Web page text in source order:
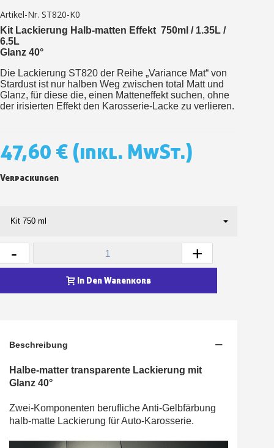
Ihr Online-Angebot
Rücksendung von
Rabatt von 5€ auf
Artikel-Nr. ST820-K0
Kit Lackierung Halb-matten Effekt 750ml / 1.35L /
6.5L
Glanz 40°
Die Lackierung ST820 der Reihe „Variance Mat“ von
Stardust ist nur halben Weg zwischen total Matt und
Glanz, für diese die, einen Matteneffekt suchen, ohne
der irisierten Effekt den Karosserie-Lacke zu verlieren.
47,60 € (inkl. MwSt.)
Verpackungen
- +
In Den Warenkorb
Beschreibung
Halbe-matter transparente Lackierung mit
Glanz 40°
Zwei-Komponenten berufliche Anti-Gelbfärbung
halb-matte Lackierung für Auto-Karosserie.